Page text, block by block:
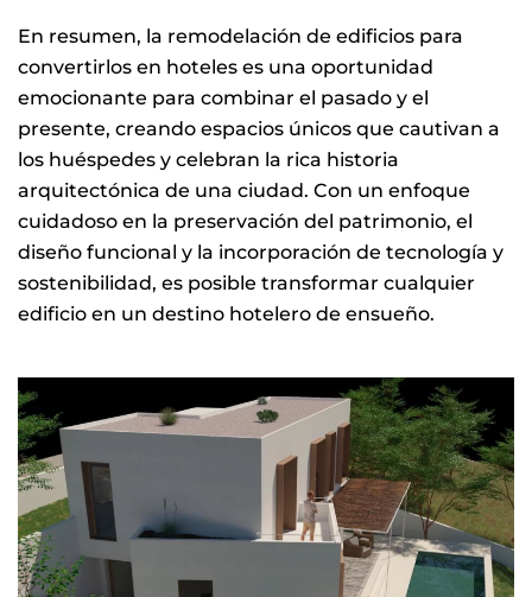
En resumen, la remodelación de edificios para
convertirlos en hoteles es una oportunidad
emocionante para combinar el pasado y el
presente, creando espacios únicos que cautivan a
los huéspedes y celebran la rica historia
arquitectónica de una ciudad. Con un enfoque
cuidadoso en la preservación del patrimonio, el
diseño funcional y la incorporación de tecnología y
sostenibilidad, es posible transformar cualquier
edificio en un destino hotelero de ensueño.